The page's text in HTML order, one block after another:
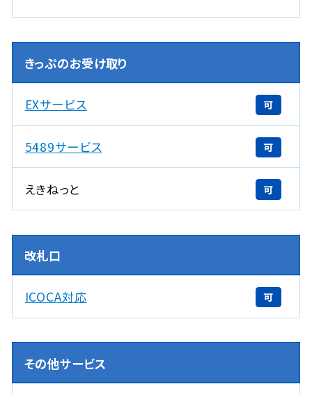
きっぷのお受け取り
EXサービス 可
5489サービス 可
えきねっと 可
改札口
ICOCA対応 可
その他サービス